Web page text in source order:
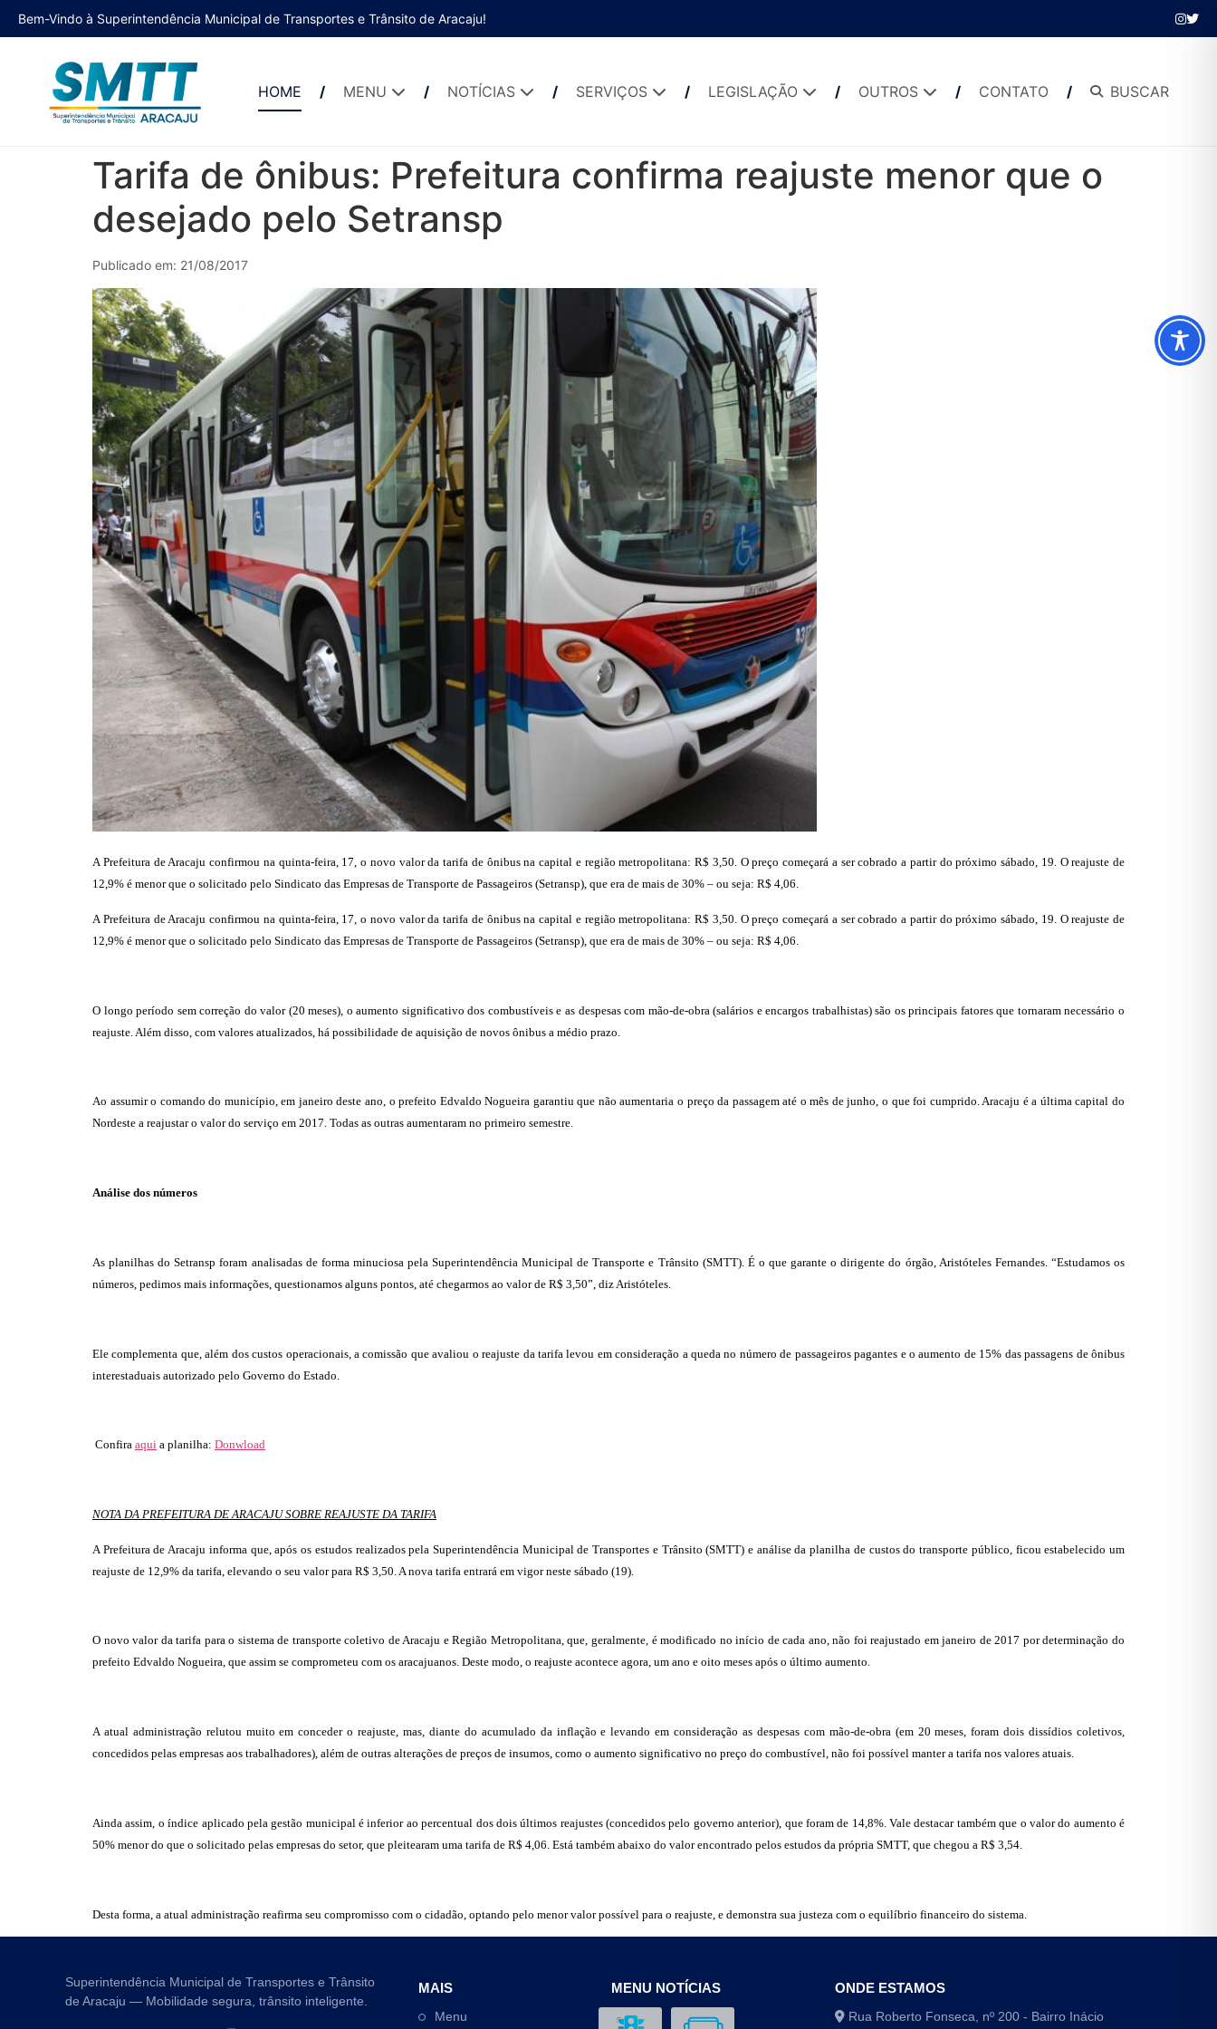
Bem-Vindo à Superintendência Municipal de Transportes e Trânsito de Aracaju!
HOME MENU NOTÍCIAS SERVIÇOS LEGISLAÇÃO OUTROS CONTATO BUSCAR
Tarifa de ônibus: Prefeitura confirma reajuste menor que o
desejado pelo Setransp
Publicado em: 21/08/2017
A Prefeitura de Aracaju confirmou na quinta-feira, 17, o novo valor da tarifa de ônibus na capital e região metropolitana: R$ 3,50. O preço começará a ser cobrado a partir do próximo sábado, 19. O reajuste de
12,9% é menor que o solicitado pelo Sindicato das Empresas de Transporte de Passageiros (Setransp), que era de mais de 30% – ou seja: R$ 4,06.
A Prefeitura de Aracaju confirmou na quinta-feira, 17, o novo valor da tarifa de ônibus na capital e região metropolitana: R$ 3,50. O preço começará a ser cobrado a partir do próximo sábado, 19. O reajuste de
12,9% é menor que o solicitado pelo Sindicato das Empresas de Transporte de Passageiros (Setransp), que era de mais de 30% – ou seja: R$ 4,06.
O longo período sem correção do valor (20 meses), o aumento significativo dos combustíveis e as despesas com mão-de-obra (salários e encargos trabalhistas) são os principais fatores que tornaram necessário o
reajuste. Além disso, com valores atualizados, há possibilidade de aquisição de novos ônibus a médio prazo.
Ao assumir o comando do município, em janeiro deste ano, o prefeito Edvaldo Nogueira garantiu que não aumentaria o preço da passagem até o mês de junho, o que foi cumprido. Aracaju é a última capital do
Nordeste a reajustar o valor do serviço em 2017. Todas as outras aumentaram no primeiro semestre.
Análise dos números
As planilhas do Setransp foram analisadas de forma minuciosa pela Superintendência Municipal de Transporte e Trânsito (SMTT). É o que garante o dirigente do órgão, Aristóteles Fernandes. “Estudamos os
números, pedimos mais informações, questionamos alguns pontos, até chegarmos ao valor de R$ 3,50”, diz Aristóteles.
Ele complementa que, além dos custos operacionais, a comissão que avaliou o reajuste da tarifa levou em consideração a queda no número de passageiros pagantes e o aumento de 15% das passagens de ônibus
interestaduais autorizado pelo Governo do Estado.
Confira aqui a planilha: Donwload
NOTA DA PREFEITURA DE ARACAJU SOBRE REAJUSTE DA TARIFA
A Prefeitura de Aracaju informa que, após os estudos realizados pela Superintendência Municipal de Transportes e Trânsito (SMTT) e análise da planilha de custos do transporte público, ficou estabelecido um
reajuste de 12,9% da tarifa, elevando o seu valor para R$ 3,50. A nova tarifa entrará em vigor neste sábado (19).
O novo valor da tarifa para o sistema de transporte coletivo de Aracaju e Região Metropolitana, que, geralmente, é modificado no início de cada ano, não foi reajustado em janeiro de 2017 por determinação do
prefeito Edvaldo Nogueira, que assim se comprometeu com os aracajuanos. Deste modo, o reajuste acontece agora, um ano e oito meses após o último aumento.
A atual administração relutou muito em conceder o reajuste, mas, diante do acumulado da inflação e levando em consideração as despesas com mão-de-obra (em 20 meses, foram dois dissídios coletivos,
concedidos pelas empresas aos trabalhadores), além de outras alterações de preços de insumos, como o aumento significativo no preço do combustível, não foi possível manter a tarifa nos valores atuais.
Ainda assim, o índice aplicado pela gestão municipal é inferior ao percentual dos dois últimos reajustes (concedidos pelo governo anterior), que foram de 14,8%. Vale destacar também que o valor do aumento é
50% menor do que o solicitado pelas empresas do setor, que pleitearam uma tarifa de R$ 4,06. Está também abaixo do valor encontrado pelos estudos da própria SMTT, que chegou a R$ 3,54.
Desta forma, a atual administração reafirma seu compromisso com o cidadão, optando pelo menor valor possível para o reajuste, e demonstra sua justeza com o equilíbrio financeiro do sistema.
Superintendência Municipal de Transportes e Trânsito
de Aracaju — Mobilidade segura, trânsito inteligente.
MAIS
Menu
MENU NOTÍCIAS ONDE ESTAMOS
Rua Roberto Fonseca, nº 200 - Bairro Inácio